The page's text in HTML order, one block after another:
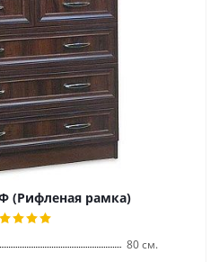
(Рифленая рамка)
80 см.